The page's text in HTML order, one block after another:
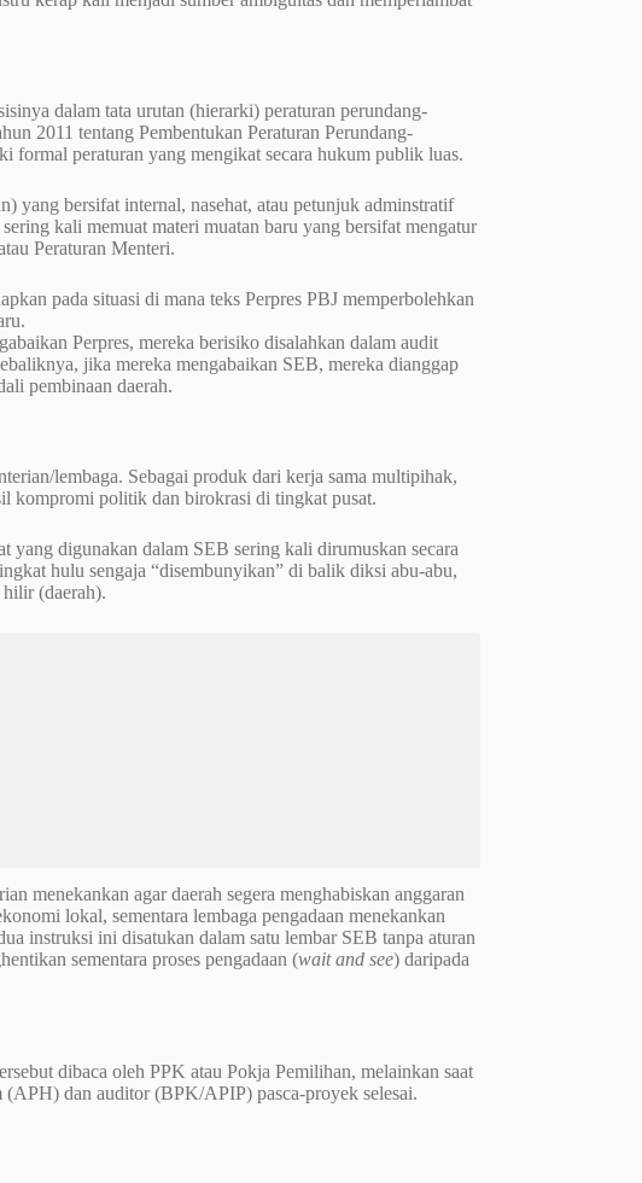
dalam tata urutan (hierarki) peraturan perundang-
2011 tentang Pembentukan Peraturan Perundang-
formal peraturan yang mengikat secara hukum publik luas.
yang bersifat internal, nasehat, atau petunjuk adminstratif
kali memuat materi muatan baru yang bersifat mengatur
Peraturan Menteri.
pada situasi di mana teks Perpres PBJ memperbolehkan
Perpres, mereka berisiko disalahkan dalam audit
jika mereka mengabaikan SEB, mereka dianggap
pembinaan daerah.
lembaga. Sebagai produk dari kerja sama multipihak,
kompromi politik dan birokrasi di tingkat pusat.
yang digunakan dalam SEB sering kali dirumuskan secara
hulu sengaja “disembunyikan” di balik diksi abu-abu,
(daerah).
menekankan agar daerah segera menghabiskan anggaran
lokal, sementara lembaga pengadaan menekankan
instruksi ini disatukan dalam satu lembar SEB tanpa aturan
sementara proses pengadaan (wait and see) daripada
dibaca oleh PPK atau Pokja Pemilihan, melainkan saat
dan auditor (BPK/APIP) pasca-proyek selesai.